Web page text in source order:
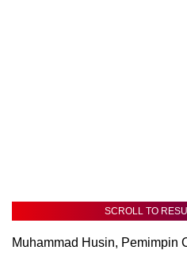
SCROLL TO
Muhammad Husin, Pemimpin